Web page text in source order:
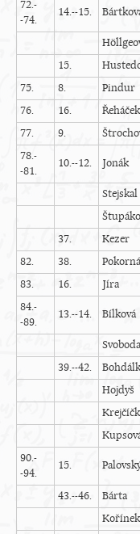
72.-
-74.
14.--15.
15.
75.
8. Pindur
76.
16. Řeháček
77.
9.
78.-
-81.
10.--12. Jonák
Stejskal
37.
Kezer
82.
38. Pokorná
83.
16. Jíra
84.-
-89.
13.--14. Bílková
Svoboda
39.--42.
Hojdyš
90.-
-94.
15.
43.--46. Bárta
Kořínek